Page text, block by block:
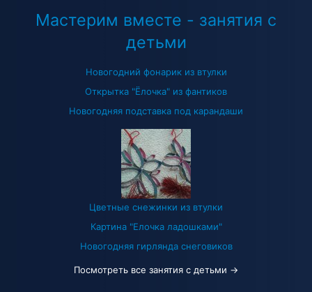
Мастерим вместе - занятия с
детьми
Новогодний фонарик из втулки
Открытка "Ёлочка" из фантиков
Новогодняя подставка под карандаши
Цветные снежинки из втулки
Картина "Елочка ладошками"
Новогодняя гирлянда снеговиков
Посмотреть все занятия с детьми →